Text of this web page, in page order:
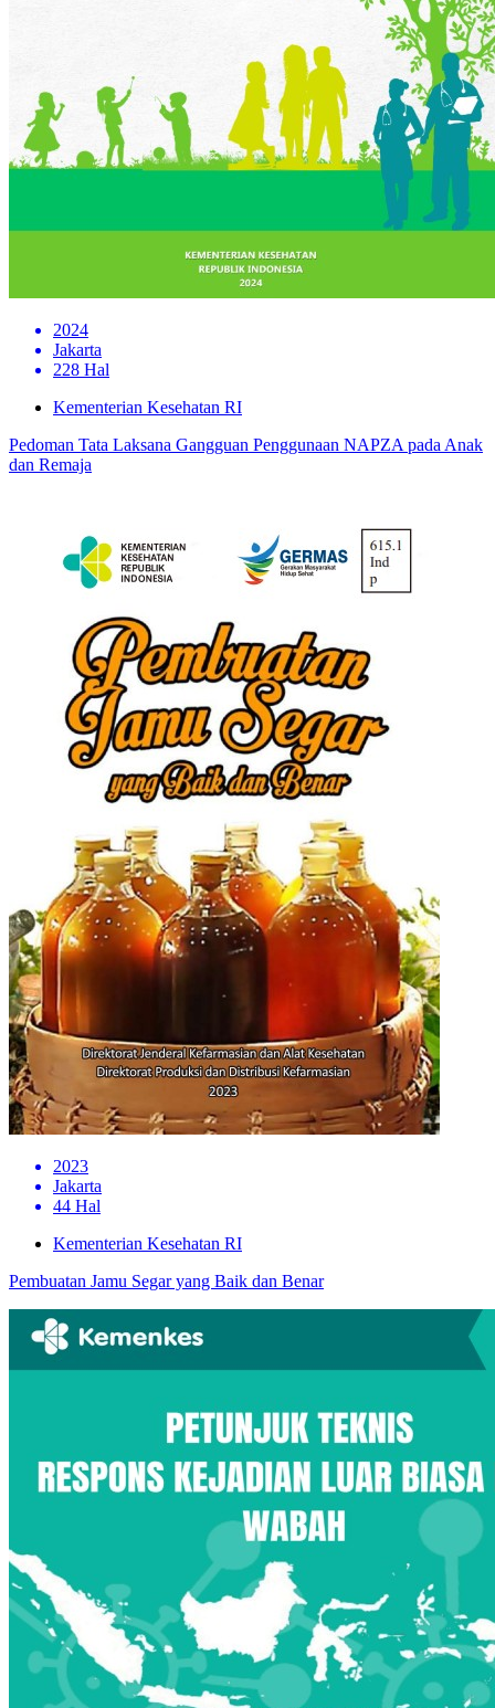
2024
Jakarta
228 Hal
Kementerian Kesehatan RI
Pedoman Tata Laksana Gangguan Penggunaan NAPZA pada Anak
dan Remaja
2023
Jakarta
44 Hal
Kementerian Kesehatan RI
Pembuatan Jamu Segar yang Baik dan Benar